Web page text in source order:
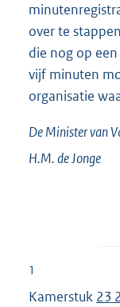
over te
die nog op
vijf minuten
organisatie
De Minister van
H.M. deJonge
1
Kamerstuk 23